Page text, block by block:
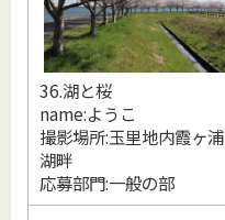
36.湖と桜
name:ようこ
撮影場所:玉里地内霞ヶ浦
湖畔
応募部門:一般の部